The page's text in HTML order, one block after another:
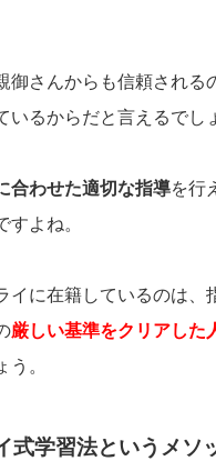
御さんからも信頼される
いるからだと言えるでし
合わせた適切な指導を行
すよね。
イに在籍しているのは、
厳しい基準をクリアした
う。
式学習法というメソ